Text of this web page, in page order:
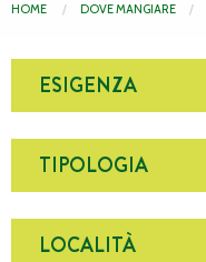
HOME DOVE MANGIARE
ESIGENZA
TIPOLOGIA
LOCALITÀ